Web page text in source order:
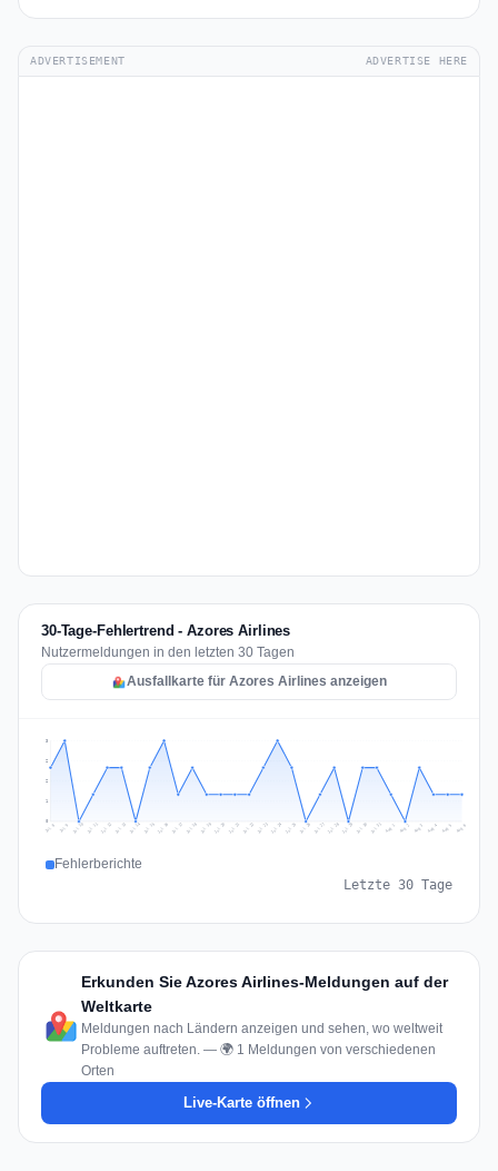
ADVERTISEMENT ADVERTISE HERE
30-Tage-Fehlertrend - Azores Airlines
Nutzermeldungen in den letzten 30 Tagen
Ausfallkarte für Azores Airlines anzeigen
1
2
2
3
Jul 8 Jul 9 Jul 10 Jul 11 Jul 12 Jul 13 Jul 14 Jul 15 Jul 16 Jul 17 Jul 18 Jul 19 Jul 20 Jul 21 Jul 22 Jul 23 Jul 24 Jul 25 Jul 26 Jul 27 Jul 28 Jul 29 Jul 30 Jul 31 Aug 1 Aug 2 Aug 3 Aug 4 Aug 5 Aug 6
Fehlerberichte
Letzte 30 Tage
Erkunden Sie Azores Airlines-Meldungen auf der
Weltkarte
Meldungen nach Ländern anzeigen und sehen, wo weltweit
Probleme auftreten. — 🌍 1 Meldungen von verschiedenen
Orten
Live-Karte öffnen